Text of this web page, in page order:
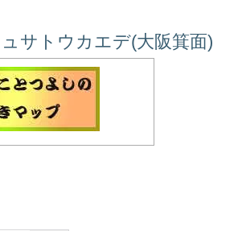
サトウカエデ(大阪箕面)